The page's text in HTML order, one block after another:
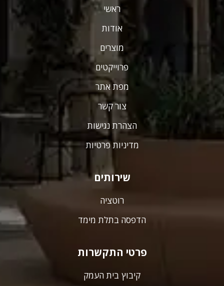
ראשי
אודות
מוצרים
פרוייקטים
מפת אתר
צור קשר
הצהרת נגישות
מדיניות פרטיות
שירותים
רוטציה
הדפסה בתלת מימד
פרטי התקשרות
קיבוץ בית העמק